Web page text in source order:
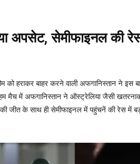
अपसेट, सेमीफाइनल की
हराकर बाहर करने वाली अफगानिस्तान ने इस
मैच में अफगानिस्तान ने ऑस्ट्रेलिया जैसी
जीत के साथ ही सेमीफाइनल में पहुंचनें की रेस में